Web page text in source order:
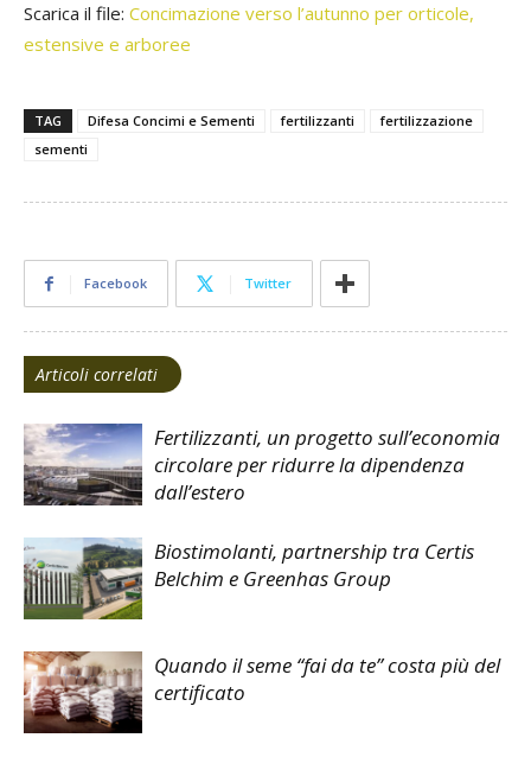
Scarica il file: Concimazione verso l’autunno per orticole,
estensive e arboree
TAG Difesa Concimi e Sementi fertilizzanti
fertilizzazione
sementi
Facebook Twitter
Articoli correlati
Fertilizzanti, un progetto sull’economia
circolare per ridurre la dipendenza
dall’estero
Biostimolanti, partnership tra Certis
Belchim e Greenhas Group
Quando il seme “fai da te” costa più del
certificato